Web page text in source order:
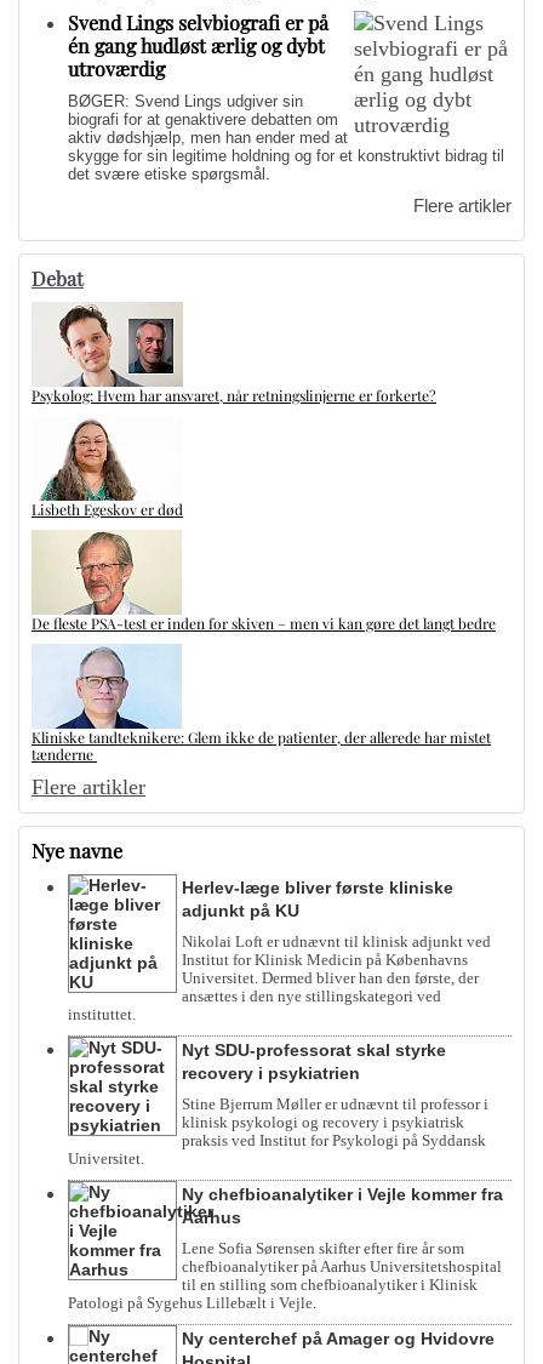
Svend Lings selvbiografi er på
én gang hudløst ærlig og dybt
utroværdig
BØGER: Svend Lings udgiver sin
biografi for at genaktivere debatten om
aktiv dødshjælp, men han ender med at
skygge for sin legitime holdning og for et konstruktivt bidrag til
det svære etiske spørgsmål.
Flere artikler
Debat
Psykolog: Hvem har ansvaret, når retningslinjerne er forkerte?
Lisbeth Egeskov er død
De fleste PSA-test er inden for skiven – men vi kan gøre det langt bedre
Kliniske tandteknikere: Glem ikke de patienter, der allerede har mistet
tænderne
Flere artikler
Nye navne
Herlev-læge bliver første kliniske
adjunkt på KU
Nikolai Loft er udnævnt til klinisk adjunkt ved
Institut for Klinisk Medicin på Københavns
Universitet. Dermed bliver han den første, der
ansættes i den nye stillingskategori ved
instituttet.
Nyt SDU-professorat skal styrke
recovery i psykiatrien
Stine Bjerrum Møller er udnævnt til professor i
klinisk psykologi og recovery i psykiatrisk
praksis ved Institut for Psykologi på Syddansk
Universitet.
Ny chefbioanalytiker i Vejle kommer fra
Aarhus
Lene Sofia Sørensen skifter efter fire år som
chefbioanalytiker på Aarhus Universitetshospital
til en stilling som chefbioanalytiker i Klinisk
Patologi på Sygehus Lillebælt i Vejle.
Ny centerchef på Amager og Hvidovre